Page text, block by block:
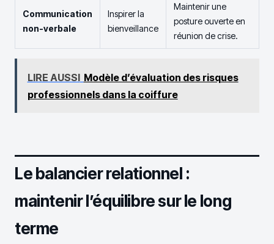
Communication
non-verbale
Inspirer la
bienveillance
Maintenir une
posture ouverte en
réunion de crise.
LIRE AUSSI Modèle d’évaluation des risques
professionnels dans la coiffure
Le balancier relationnel :
maintenir l’équilibre sur le long
terme